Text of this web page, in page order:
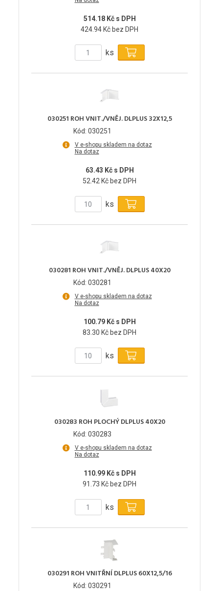
514.18 Kč s DPH
424.94 Kč bez DPH
ks
030251 ROH VNIT./VNĚJ. DLPLUS 32X12,5
Kód: 030251
V e-shopu skladem na dotaz
Na dotaz
63.43 Kč s DPH
52.42 Kč bez DPH
ks
030281 ROH VNIT./VNĚJ. DLPLUS 40X20
Kód: 030281
V e-shopu skladem na dotaz
Na dotaz
100.79 Kč s DPH
83.30 Kč bez DPH
ks
030283 ROH PLOCHÝ DLPLUS 40X20
Kód: 030283
V e-shopu skladem na dotaz
Na dotaz
110.99 Kč s DPH
91.73 Kč bez DPH
ks
030291 ROH VNITŘNÍ DLPLUS 60X12,5/16
Kód: 030291